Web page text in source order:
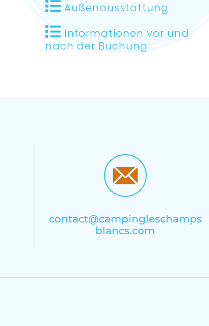
Außenausstattung
Informationen vor und
nach der Buchung
contact@campingleschamps
blancs.com